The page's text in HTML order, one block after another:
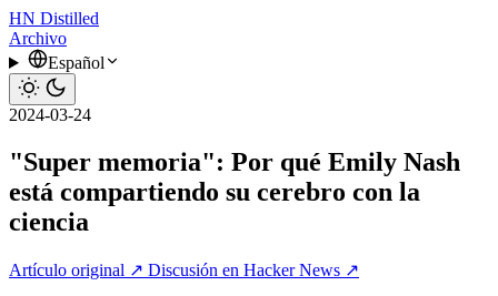
HN Distilled
Archivo
Español
2024-03-24
"Super memoria": Por qué Emily Nash
está compartiendo su cerebro con la
ciencia
Artículo original ↗ Discusión en Hacker News ↗